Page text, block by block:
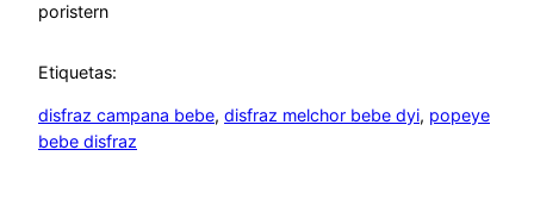
poristern
Etiquetas:
disfraz campana bebe, disfraz melchor bebe dyi, popeye
bebe disfraz